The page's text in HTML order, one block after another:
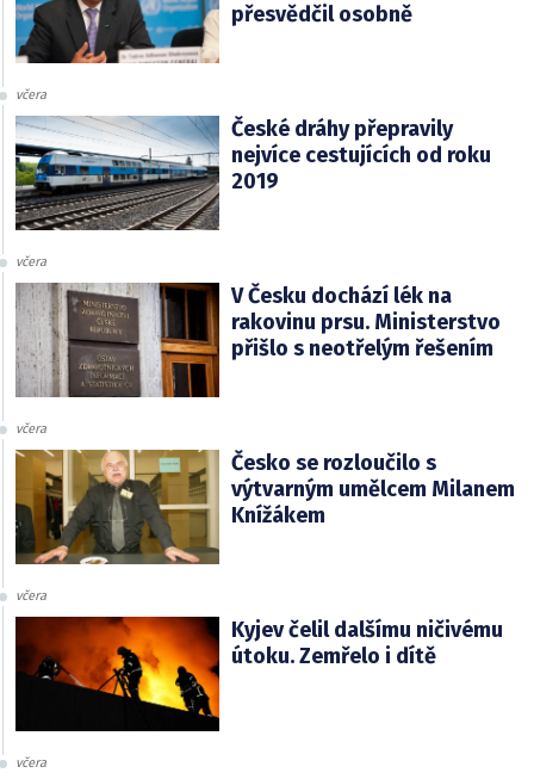
přesvědčil osobně
včera
České dráhy přepravily
nejvíce cestujících od roku
2019
včera
V Česku dochází lék na
rakovinu prsu. Ministerstvo
přišlo s neotřelým řešením
včera
Česko se rozloučilo s
výtvarným umělcem Milanem
Knížákem
včera
Kyjev čelil dalšímu ničivému
útoku. Zemřelo i dítě
včera